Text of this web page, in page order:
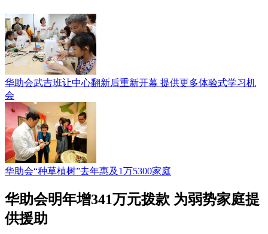
华助会武吉班让中心翻新后重新开幕 提供更多体验式学习机
会
华助会“种草植树”去年惠及1万5300家庭
华助会明年增341万元拨款 为弱势家庭提
供援助